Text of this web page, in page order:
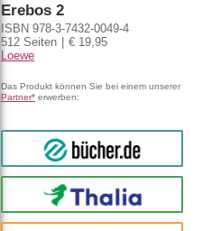
Erebos 2
ISBN 978-3-7432-0049-4
512 Seiten
€ 19,95
Loewe
Das Produkt können Sie bei einem unserer
Partner* erwerben:
bücher.de
Thalia